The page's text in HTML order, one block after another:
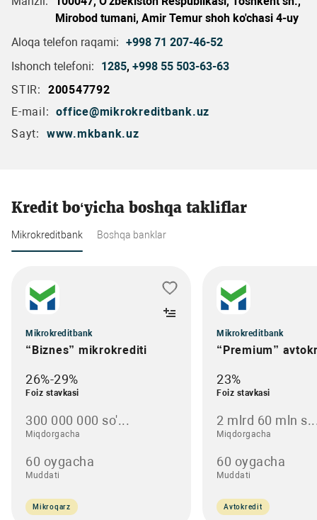
Mirobod tumani, Amir Temur shoh ko'chasi 4-uy
Aloqa telefon raqami: +998 71 207-46-52
Ishonch telefoni:
1285, +998 55 503-63-63
STIR:
200547792
E-mail: office@mikrokreditbank.uz
Sayt:
www.mkbank.uz
Kredit bo‘yicha boshqa takliflar
Mikrokreditbank Boshqa banklar
Mikrokreditbank
“Biznes” mikrokrediti
26%-29%
Foiz stavkasi
300 000 000 so'...
Miqdorgacha
60 oygacha
Muddati
Mikroqarz
Mikrokreditbank
“Premium”
23%
Foiz stavkasi
2 mlrd 60 mln
Miqdorgacha
60 oygacha
Muddati
Avtokredit